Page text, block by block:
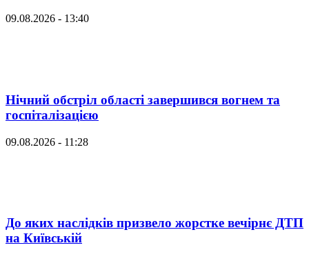
09.08.2026 - 13:40
Нічний обстріл області завершився вогнем та
госпіталізацією
09.08.2026 - 11:28
До яких наслідків призвело жорстке вечірнє ДТП
на Київській